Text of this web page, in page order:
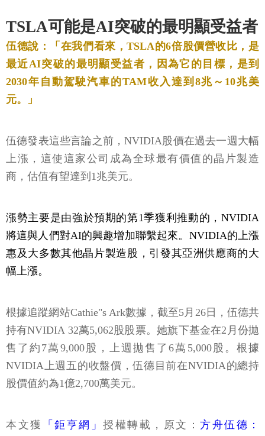
TSLA可能是AI突破的最明顯受益者
伍德說：「在我們看來，TSLA的6倍股價營收比，是
最近AI突破的最明顯受益者，因為它的目標，是到
2030年自動駕駛汽車的TAM收入達到8兆～10兆美
元。」
伍德發表這些言論之前，NVIDIA股價在過去一週大幅
上漲，這使這家公司成為全球最有價值的晶片製造
商，估值有望達到1兆美元。
漲勢主要是由強於預期的第1季獲利推動的，NVIDIA
將這與人們對AI的興趣增加聯繫起來。NVIDIA的上漲
惠及大多數其他晶片製造股，引發其亞洲供應商的大
幅上漲。
根據追蹤網站Cathie"s Ark數據，截至5月26日，伍德共
持有NVIDIA 32萬5,062股股票。她旗下基金在2月份拋
售了約7萬9,000股，上週拋售了6萬5,000股。根據
NVIDIA上週五的收盤價，伍德目前在NVIDIA的總持
股價值約為1億2,700萬美元。
本文獲 「鉅亨網」 授權轉載，原文： 方舟伍德：